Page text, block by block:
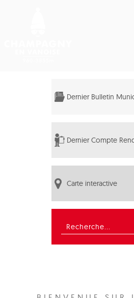
Dernier Bulletin
Dernier Compte
Carte interactive
Rechercher